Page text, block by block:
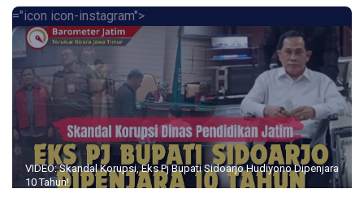
="icon icon-instagram">
VIDEO: Skandal Korupsi, Eks Pj Bupati Sidoarjo Hudiyono Dipenjara
10 Tahun!